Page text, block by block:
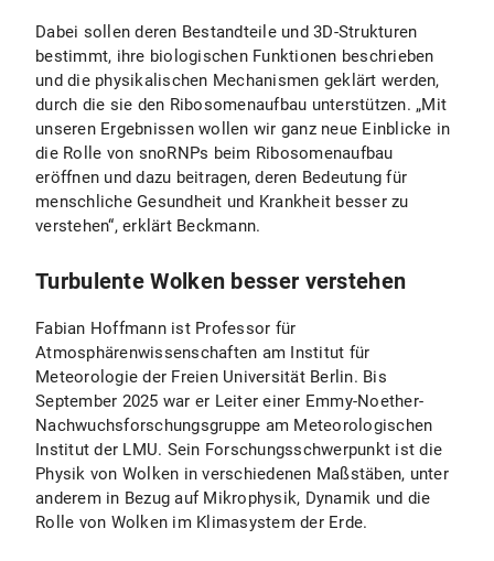
Dabei sollen deren Bestandteile und 3D-Strukturen
bestimmt, ihre biologischen Funktionen beschrieben
und die physikalischen Mechanismen geklärt werden,
durch die sie den Ribosomenaufbau unterstützen. „Mit
unseren Ergebnissen wollen wir ganz neue Einblicke in
die Rolle von snoRNPs beim Ribosomenaufbau
eröffnen und dazu beitragen, deren Bedeutung für
menschliche Gesundheit und Krankheit besser zu
verstehen“, erklärt Beckmann.
Turbulente Wolken besser verstehen
Fabian Hoffmann ist Professor für
Atmosphärenwissenschaften am Institut für
Meteorologie der Freien Universität Berlin. Bis
September 2025 war er Leiter einer Emmy-Noether-
Nachwuchsforschungsgruppe am Meteorologischen
Institut der LMU. Sein Forschungsschwerpunkt ist die
Physik von Wolken in verschiedenen Maßstäben, unter
anderem in Bezug auf Mikrophysik, Dynamik und die
Rolle von Wolken im Klimasystem der Erde.